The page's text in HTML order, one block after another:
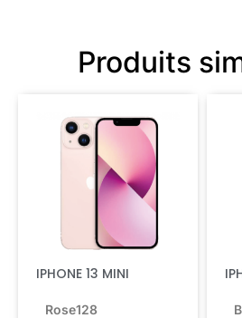
Produits
IPHONE 13 MINI
Rose128